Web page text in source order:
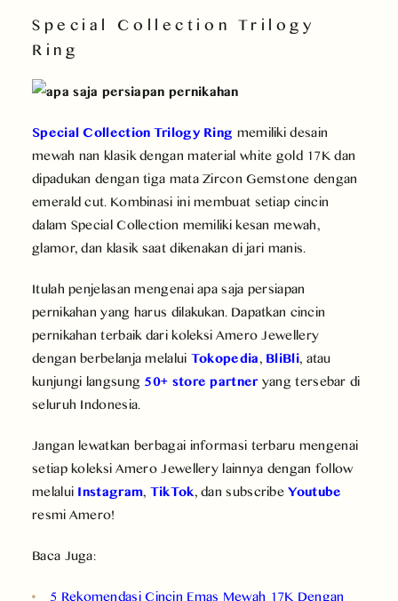
Special Collection Trilogy
Ring
Special Collection Trilogy Ring memiliki desain
mewah nan klasik dengan material white gold 17K dan
dipadukan dengan tiga mata Zircon Gemstone dengan
emerald cut. Kombinasi ini membuat setiap cincin
dalam Special Collection memiliki kesan mewah,
glamor, dan klasik saat dikenakan di jari manis.
Itulah penjelasan mengenai apa saja persiapan
pernikahan yang harus dilakukan. Dapatkan cincin
pernikahan terbaik dari koleksi Amero Jewellery
dengan berbelanja melalui Tokopedia, BliBli, atau
kunjungi langsung 50+ store partneryang tersebar di
seluruh Indonesia.
Jangan lewatkan berbagai informasi terbaru mengenai
setiap koleksi Amero Jewellery lainnya dengan follow
melalui Instagram, TikTok, dan subscribeYoutube
resmi Amero!
Baca Juga:
5 Rekomendasi Cincin Emas Mewah 17K Dengan